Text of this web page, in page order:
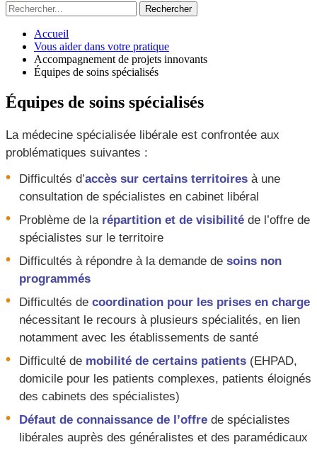
Recherche
:
Accueil
Vous aider dans votre pratique
Accompagnement de projets innovants
Équipes de soins spécialisés
Équipes de soins spécialisés
La médecine spécialisée libérale est confrontée aux
problématiques suivantes :
Difficultés d’accès sur certains territoires à une
consultation de spécialistes en cabinet libéral
Problème de la répartition et de visibilité de l’offre de
spécialistes sur le territoire
Difficultés à répondre à la demande de soins non
programmés
Difficultés de coordination pour les prises en charge
nécessitant le recours à plusieurs spécialités, en lien
notamment avec les établissements de santé
Difficulté de mobilité de certains patients (EHPAD,
domicile pour les patients complexes, patients éloignés
des cabinets des spécialistes)
Défaut de connaissance de l’offre de spécialistes
libérales auprès des généralistes et des paramédicaux